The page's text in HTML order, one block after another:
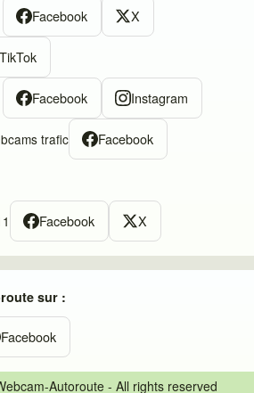
Facebook X
TikTok
Facebook Instagram
trafic Facebook
Facebook X
sur :
Facebook
Autoroute - All rights reserved